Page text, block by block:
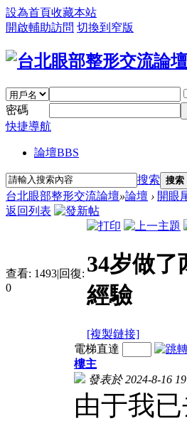
設為首頁收藏本站
開啟輔助訪問 切換到窄版
密碼
快捷導航
論壇BBS
搜索 搜索
台北眼部整形交流論壇»論壇 › 開眼
返回列表
查看: 1493|回復:
0
34岁做
經驗
[複製鏈接]
電梯直達
樓主
發表於 2024-8-16
由于我